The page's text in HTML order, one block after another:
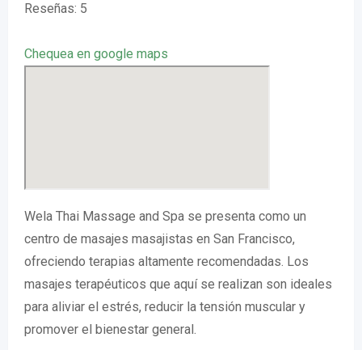
Reseñas: 5
Chequea en google maps
Wela Thai Massage and Spa se presenta como un
centro de masajes masajistas en San Francisco,
ofreciendo terapias altamente recomendadas. Los
masajes terapéuticos que aquí se realizan son ideales
para aliviar el estrés, reducir la tensión muscular y
promover el bienestar general.